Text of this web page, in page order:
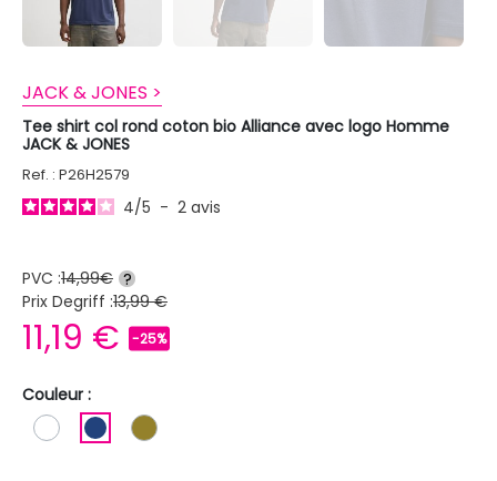
JACK & JONES >
Tee shirt col rond coton bio Alliance avec logo Homme
JACK & JONES
Ref. : P26H2579
4/5 - 2 avis
PVC :14,99€ ?
Prix Degriff :13,99 €
11,19 € -25%
Couleur :
BLANC BLEU FONCE
KAKI